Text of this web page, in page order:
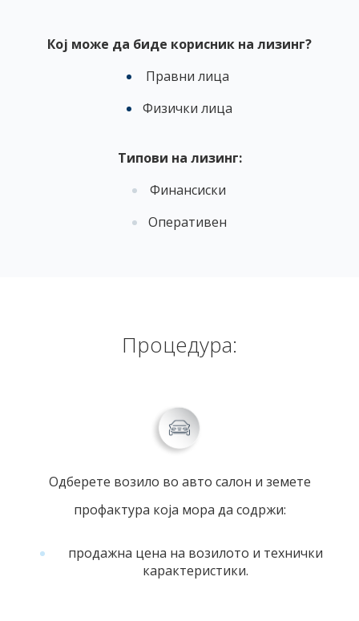
Кој може да биде корисник на лизинг?
Правни лица
Физички лица
Типови на лизинг:
Финансиски
Оперативен
Процедура:
Одберете возило во авто салон и земете
профактура која мора да содржи:
продажна цена на возилото и технички
карактеристики.